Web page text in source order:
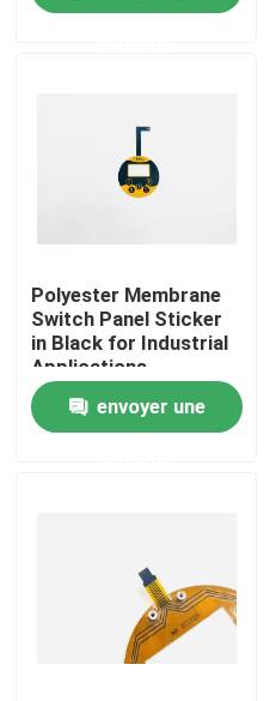
Visite d'usine
Contrôle de la qualité
Panneau de contact à
Contact à membrane
Polyester Membrane
Switch Panel Sticker
in Black for Industrial
Applications
envoyer une